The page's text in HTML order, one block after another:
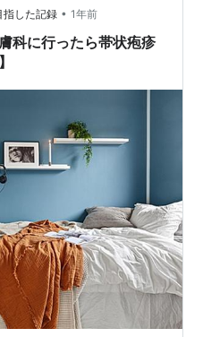
でも接種できる。 奥さん
愛して、大丈夫でしょう
きん…
指した記録 • 1年前
科に行ったら帯状疱疹